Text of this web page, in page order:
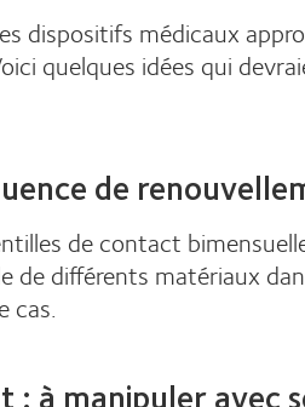
dispositifs médicaux
quelques idées qui
de
de contact
de différents matériaux
cas.
: à manipuler avec